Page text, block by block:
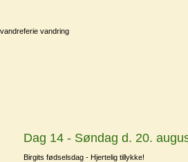
Dag 14 - Søndag d. 20.
Birgits fødselsdag - Hjertelig tillykke!